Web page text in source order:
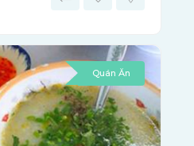
Quán Ăn